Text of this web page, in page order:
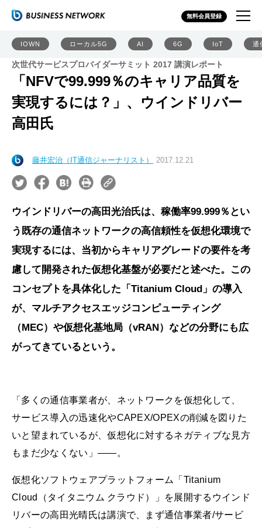
無料会員登録
IOWN ローカル5G AI 6G IoT 通
次世代サービスプロバイダーサミット 2017 講演レポート
「NFVで99.999％のキャリア品質を
実現するには？」、ウインドリバー
高田氏
藤井宏治（IT通信ジャーナリスト） 2017.12.21
ウインドリバーの高田光治氏は、稼働率99.999％とい
う既存の通信ネットワークの高信頼性を仮想化環境で
実現するには、当初からキャリアグレードの要件を考
慮して開発された仮想化基盤が必要だと述べた。この
コンセプトを具体化した「Titanium Cloud」の導入
が、マルチアクセスエッジコンピューティング
（MEC）や仮想化基地局（vRAN）などの分野にも広
がってきているという。
「多くの通信事業者が、ネットワークを仮想化して、
サービス導入の迅速化やCAPEX/OPEXの削減を図りた
いと望まれているが、仮想化に対するネガティブな見方
もまだ少なくない」――。
仮想化ソフトウェアプラットフォーム「Titanium
Cloud（タイタニウム クラウド）」を展開するウインド
リバーの高田光晴氏は講演で、まず通信事業者/サービ